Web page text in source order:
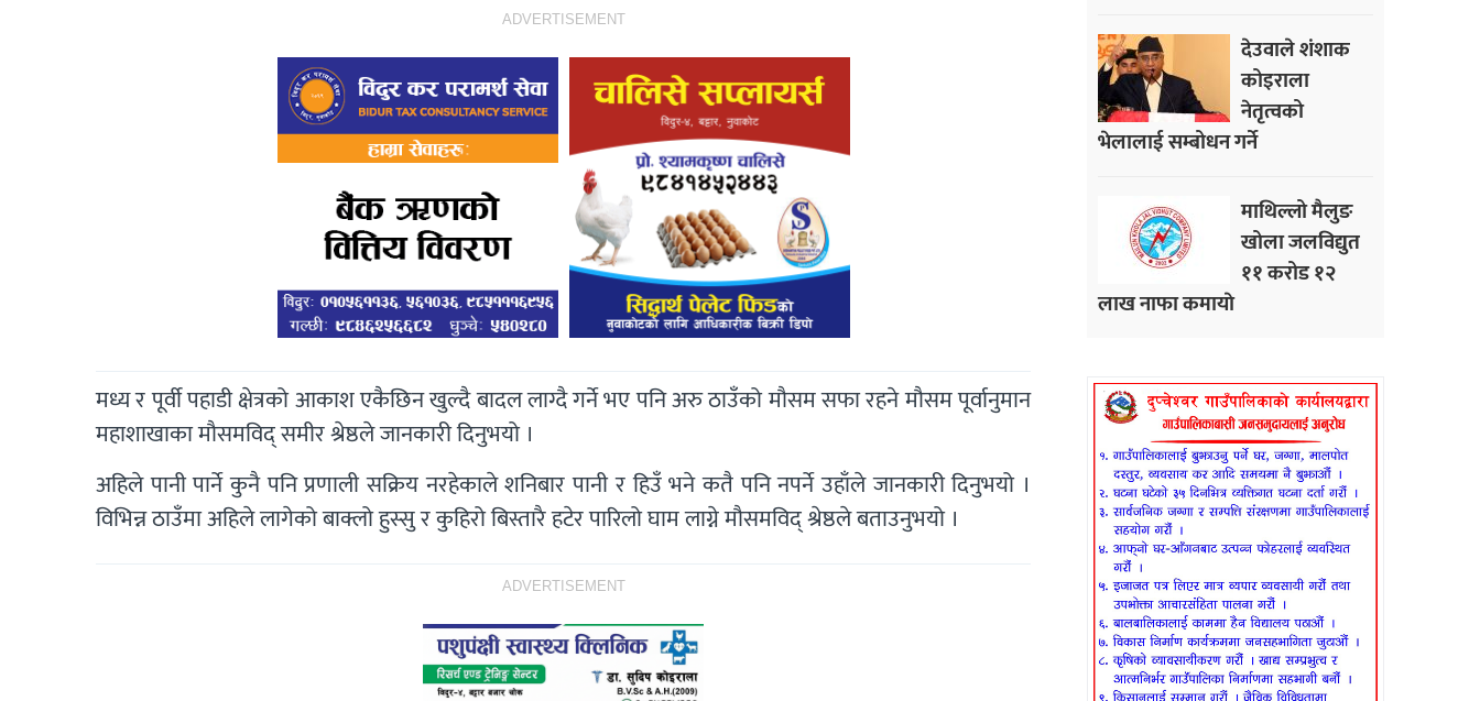
ADVERTISEMENT
मध्य र पूर्वी पहाडी क्षेत्रको आकाश एकैछिन खुल्दै बादल लाग्दै गर्ने भए पनि अरु ठाउँको मौसम सफा रहने मौसम पूर्वानुमान
महाशाखाका मौसमविद् समीर श्रेष्ठले जानकारी दिनुभयो ।
अहिले पानी पार्ने कुनै पनि प्रणाली सक्रिय नरहेकाले शनिबार पानी र हिउँ भने कतै पनि नपर्ने उहाँले जानकारी दिनुभयो ।
विभिन्न ठाउँमा अहिले लागेको बाक्लो हुस्सु र कुहिरो बिस्तारै हटेर पारिलो घाम लाग्ने मौसमविद् श्रेष्ठले बताउनुभयो ।
ADVERTISEMENT
देउवाले शंशाक
कोइराला
नेतृत्वको
भेलालाई सम्बोधन गर्ने
माथिल्लो मैलुङ
खोला जलविद्युत
११ करोड १२
लाख नाफा कमायाे